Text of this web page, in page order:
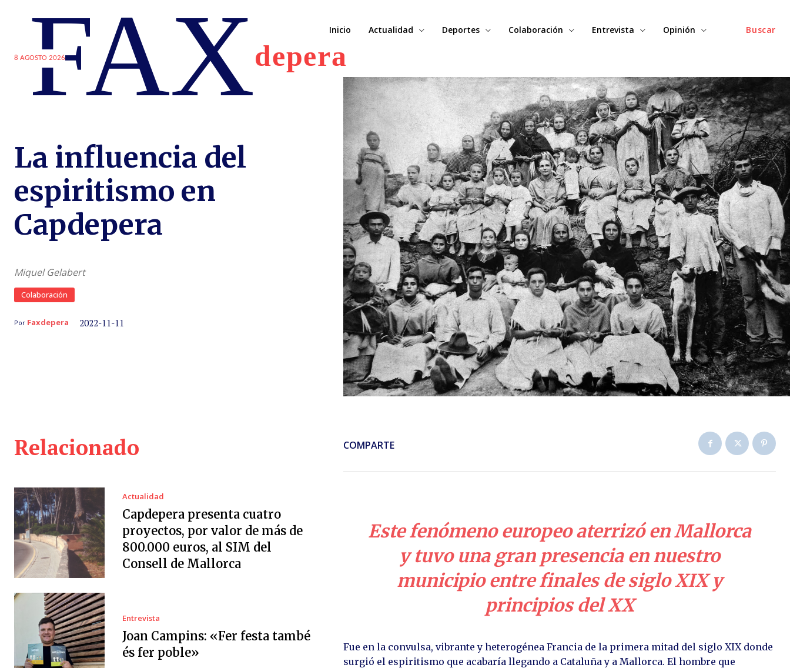
8 AGOSTO 2026
FAXdepera
Buscar
Inicio Actualidad Deportes Colaboración Entrevista Opinión
La influencia del
espiritismo en
Capdepera
Miquel Gelabert
Colaboración
Por Faxdepera 2022-11-11
Relacionado
Actualidad
Capdepera presenta cuatro
proyectos, por valor de más de
800.000 euros, al SIM del
Consell de Mallorca
Entrevista
Joan Campins: «Fer festa també
és fer poble»
COMPARTE
Este fenómeno europeo aterrizó en Mallorca
y tuvo una gran presencia en nuestro
municipio entre finales de siglo XIX y
principios del XX
Fue en la convulsa, vibrante y heterogénea Francia de la primera mitad del siglo XIX donde
surgió el espiritismo que acabaría llegando a Cataluña y a Mallorca. El hombre que